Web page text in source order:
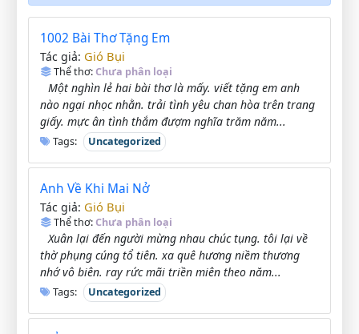
1002 Bài Thơ Tặng Em
Tác giả: Gió Bụi
Thể thơ:Chưa phân loại
Một nghìn lẻ hai bài thơ là mấy. viết tặng em anh
nào ngại nhọc nhằn. trải tình yêu chan hòa trên trang
giấy. mực ân tình thắm đượm nghĩa trăm năm...
Tags: Uncategorized
Anh Về Khi Mai Nở
Tác giả: Gió Bụi
Thể thơ:Chưa phân loại
Xuân lại đến người mừng nhau chúc tụng. tôi lại về
thờ phụng cúng tổ tiên. xa quê hương niềm thương
nhớ vô biên. ray rức mãi triền miên theo năm...
Tags: Uncategorized